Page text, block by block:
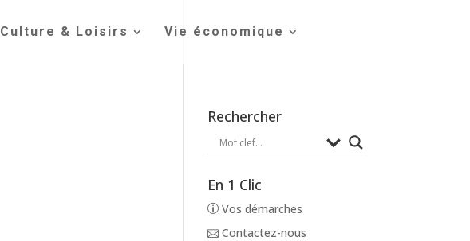
Culture & Loisirs Vie économique
Rechercher
En 1 Clic
Vos démarches
Contactez-nous